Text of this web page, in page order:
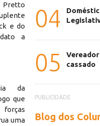
Pretto
e do
a
da
que
uma
04
05
cassado
PUBLICIDADE
Blog dos